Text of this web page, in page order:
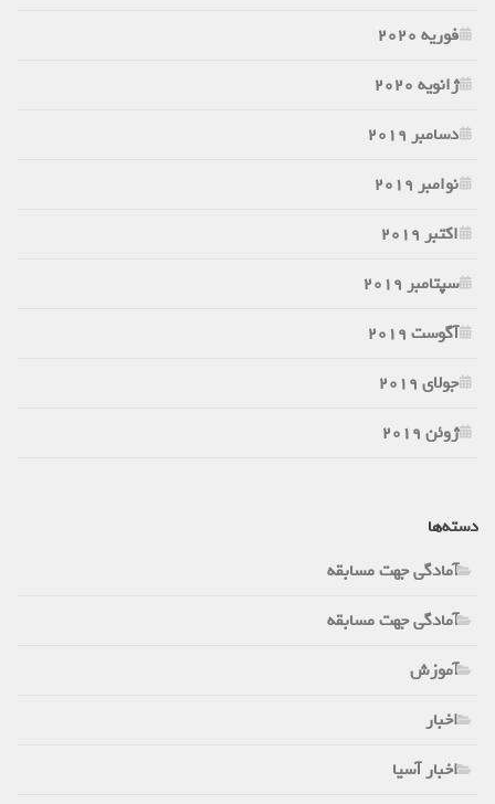
فوریه 2020
ژانویه 2020
دسامبر 2019
نوامبر 2019
اکتبر 2019
سپتامبر 2019
آگوست 2019
جولای 2019
ژوئن 2019
دسته‌ها
آمادگی جهت مسابقه
آمادگی جهت مسابقه
آموزش
اخبار
اخبار آسیا